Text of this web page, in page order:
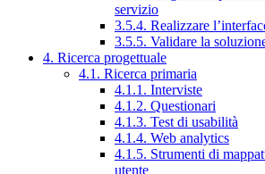
servizio
3.5.4. Realizzare
3.5.5. Validare la
4. Ricerca progettuale
4.1. Ricerca primaria
4.1.1. Interviste
4.1.2. Questionari
4.1.3. Test di usabilità
4.1.4. Web analytics
4.1.5. Strumenti di
utente